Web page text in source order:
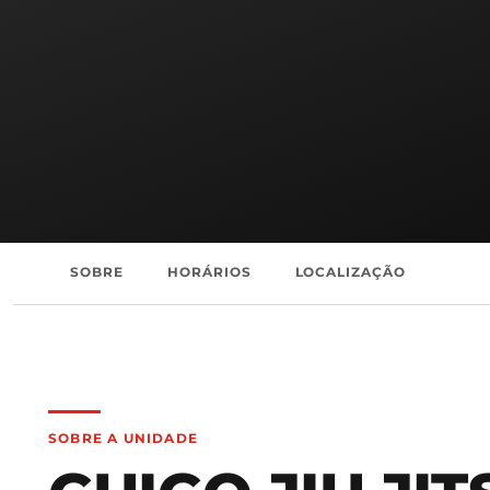
SOBRE HORÁRIOS LOCALIZAÇÃO
SOBRE A UNIDADE